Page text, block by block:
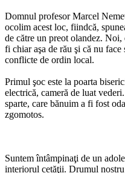
Domnul profesor Marcel
ocolim acest loc, fiindcă,
de către un preot olandez.
fi chiar aşa de rău şi că nu
conflicte de ordin local.
Primul şoc este la poarta
electrică, cameră de luat
sparte, care bănuim a fi fost
zgomotos.
Suntem întâmpinaţi de un
interiorul cetăţii. Drumul nostru